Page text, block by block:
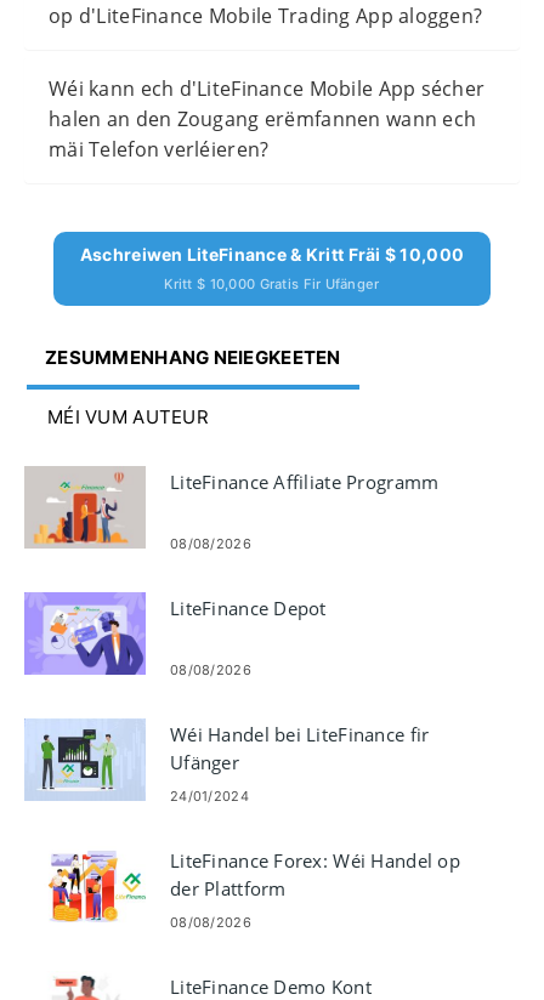
op d'LiteFinance Mobile Trading App aloggen?
Wéi kann ech d'LiteFinance Mobile App sécher
halen an den Zougang erëmfannen wann ech
mäi Telefon verléieren?
Aschreiwen LiteFinance & Kritt Fräi $ 10,000
Kritt $ 10,000 Gratis Fir Ufänger
ZESUMMENHANG NEIEGKEETEN
MÉI VUM AUTEUR
LiteFinance Affiliate Programm
08/08/2026
LiteFinance Depot
08/08/2026
Wéi Handel bei LiteFinance fir
Ufänger
24/01/2024
LiteFinance Forex: Wéi Handel op
der Plattform
08/08/2026
LiteFinance Demo Kont